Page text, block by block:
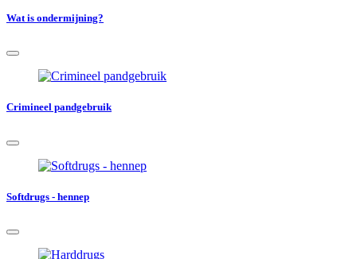
Wat is ondermijning?
Crimineel pandgebruik
Softdrugs - hennep